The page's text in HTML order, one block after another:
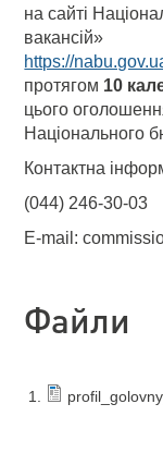
на сайті
вакансій»
https://
протягом 10
цього
Національного
Контактна
(044) 246-30-03
E-mail:
Файли